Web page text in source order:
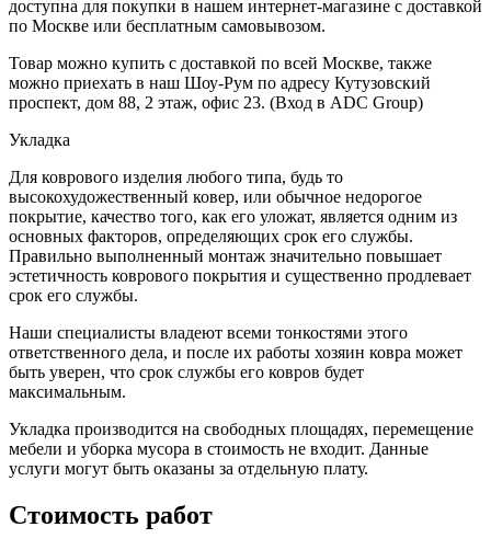
доступна для покупки в нашем интернет-магазине с доставкой
по Москве или бесплатным самовывозом.
Товар можно купить с доставкой по всей Москве, также
можно приехать в наш Шоу-Рум по адресу Кутузовский
проспект, дом 88, 2 этаж, офис 23. (Вход в ADC Group)
Укладка
Для коврового изделия любого типа, будь то
высокохудожественный ковер, или обычное недорогое
покрытие, качество того, как его уложат, является одним из
основных факторов, определяющих срок его службы.
Правильно выполненный монтаж значительно повышает
эстетичность коврового покрытия и существенно продлевает
срок его службы.
Наши специалисты владеют всеми тонкостями этого
ответственного дела, и после их работы хозяин ковра может
быть уверен, что срок службы его ковров будет
максимальным.
Укладка производится на свободных площадях, перемещение
мебели и уборка мусора в стоимость не входит. Данные
услуги могут быть оказаны за отдельную плату.
Стоимость работ